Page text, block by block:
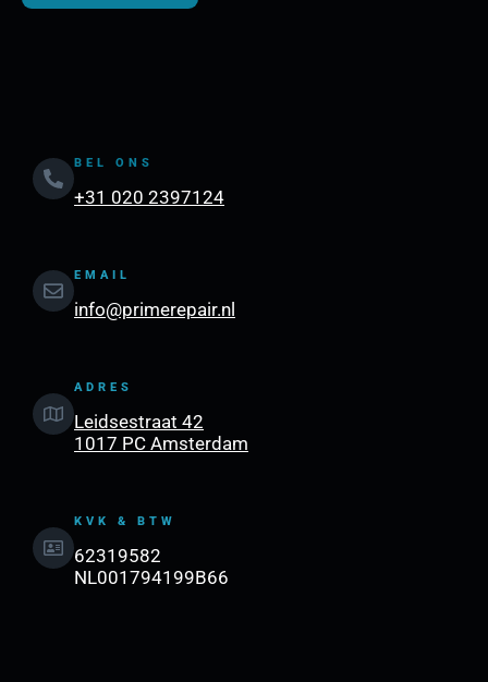
BEL ONS
+31 020 2397124
EMAIL
info@primerepair.nl
ADRES
Leidsestraat 42
1017 PC Amsterdam
KVK & BTW
62319582
NL001794199B66